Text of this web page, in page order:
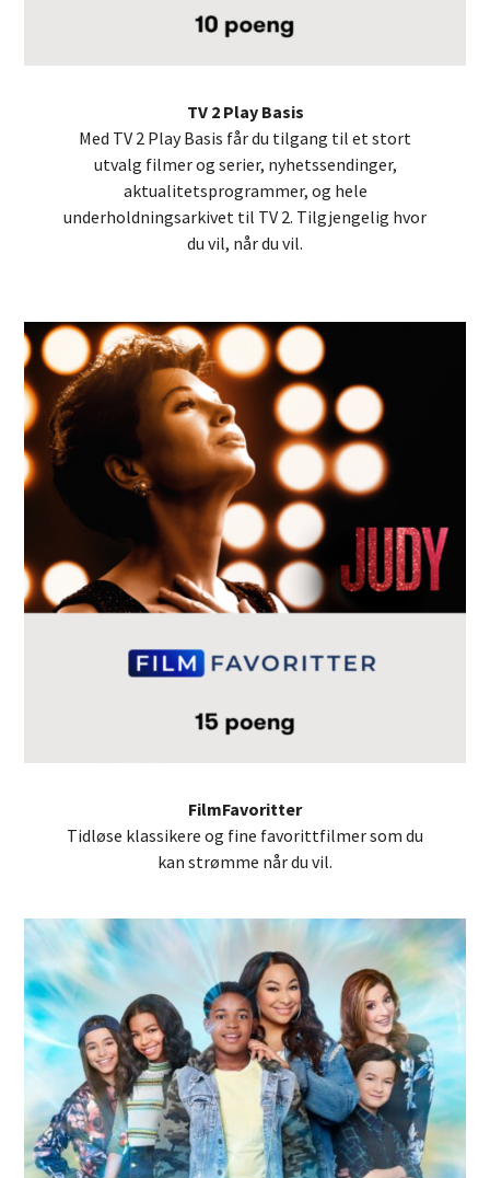
TV 2 Play Basis
Med TV 2 Play Basis får du tilgang til et stort
utvalg filmer og serier, nyhetssendinger,
aktualitetsprogrammer, og hele
underholdningsarkivet til TV 2. Tilgjengelig hvor
du vil, når du vil.
FilmFavoritter
Tidløse klassikere og fine favorittfilmer som du
kan strømme når du vil.